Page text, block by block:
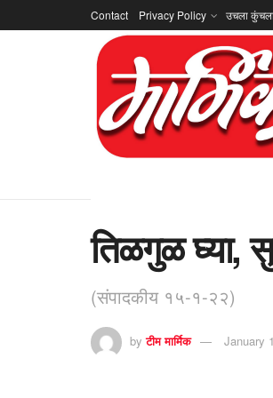
Contact Privacy Policy उचला
तिळगुळ घ्या,
(संपादकीय १५-१-२२)
by टीम मार्मिक January